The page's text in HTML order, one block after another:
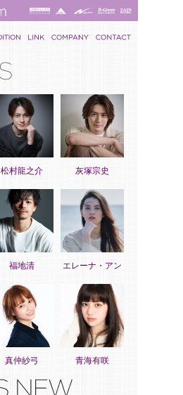
松村龍之介 灰塚宗史
福地清 エレーナ・アン
真仲紗弓 青海有咲